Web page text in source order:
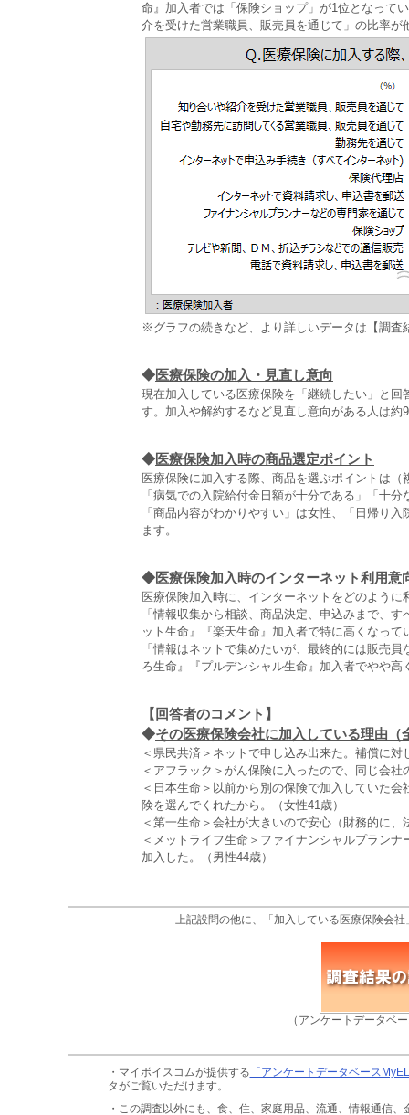
命』加入者では「保険ショップ」が1位となって
介を受けた営業職員、販売員を通じて」の比率が
※グラフの続きなど、より詳しいデータは【調査
◆医療保険の加入・見直し意向
現在加入している医療保険を「継続したい」と
す。加入や解約するなど見直し意向がある人は約
◆医療保険加入時の商品選定ポイント
医療保険に加入する際、商品を選ぶポイントは
「病気での入院給付金日額が十分である」「十
「商品内容がわかりやすい」は女性、「日帰り
ます。
◆医療保険加入時のインターネット利用意
医療保険加入時に、インターネットをどのように
「情報収集から相談、商品決定、申込みまで、
ット生命』『楽天生命』加入者で特に高くなって
「情報はネットで集めたいが、最終的には販売
ろ生命』『プルデンシャル生命』加入者でやや高
【回答者のコメント】
◆その医療保険会社に加入している理由（
＜県民共済＞ネットで申し込み出来た。補償に
＜アフラック＞がん保険に入ったので、同じ会
＜日本生命＞以前から別の保険で加入していた
険を選んでくれたから。（女性41歳）
＜第一生命＞会社が大きいので安心（財務的に
＜メットライフ生命＞ファイナンシャルプラン
加入した。（男性44歳）
上記設問の他に、「加入している医療保険会
（アンケートデータベ
・マイボイスコムが提供する 「アンケートデータベース
タがご覧いただけます。
・この調査以外にも、食、住、家庭用品、流通、情報通信、